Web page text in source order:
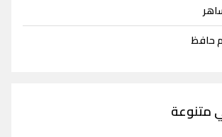
حافظ
متنوعة